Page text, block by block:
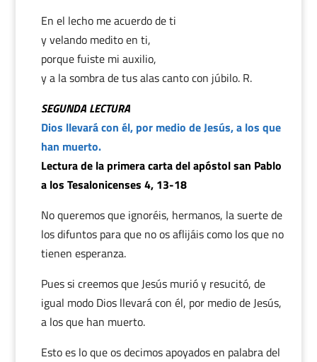
En el lecho me acuerdo de ti
y velando medito en ti,
porque fuiste mi auxilio,
y a la sombra de tus alas canto con júbilo. R.
SEGUNDA LECTURA
Dios llevará con él, por medio de Jesús, a los que
han muerto.
Lectura de la primera carta del apóstol san Pablo
a los Tesalonicenses 4, 13-18
No queremos que ignoréis, hermanos, la suerte de
los difuntos para que no os aflijáis como los que no
tienen esperanza.
Pues si creemos que Jesús murió y resucitó, de
igual modo Dios llevará con él, por medio de Jesús,
a los que han muerto.
Esto es lo que os decimos apoyados en palabra del